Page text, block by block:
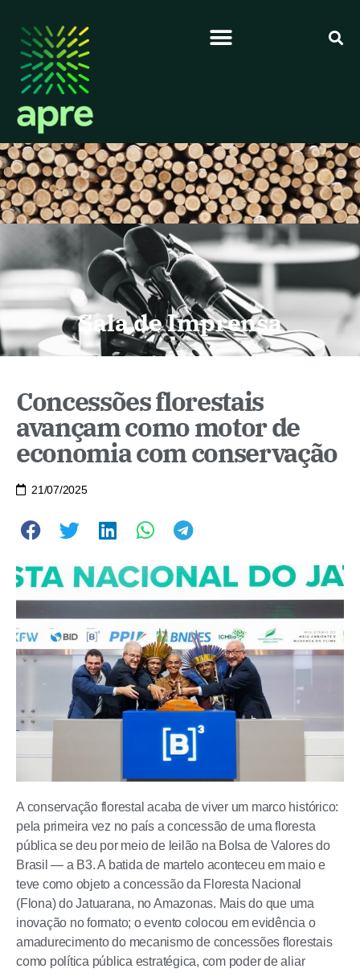
Sala de Imprensa
Concessões florestais
avançam como motor de
economia com conservação
21/07/2025
A conservação florestal acaba de viver um marco histórico:
pela primeira vez no país a concessão de uma floresta
pública se deu por meio de leilão na Bolsa de Valores do
Brasil — a B3. A batida de martelo aconteceu em maio e
teve como objeto a concessão da Floresta Nacional
(Flona) do Jatuarana, no Amazonas. Mais do que uma
inovação no formato; o evento colocou em evidência o
amadurecimento do mecanismo de concessões florestais
como política pública estratégica, com poder de aliar